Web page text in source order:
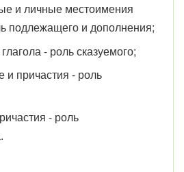
и личные местоимения
подлежащего и дополнения;
- роль сказуемого;
и причастия - роль
- роль